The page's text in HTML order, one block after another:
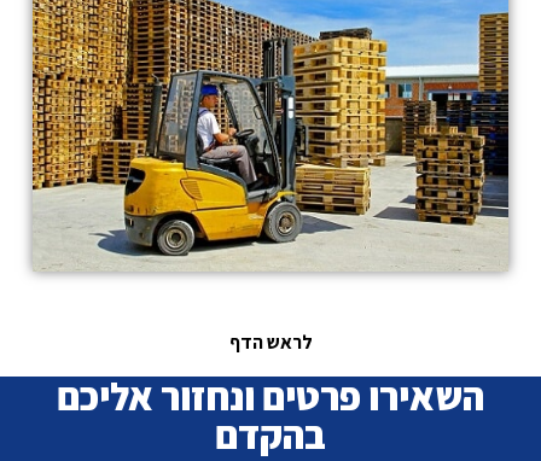
לראש הדף
השאירו פרטים ונחזור אליכם
בהקדם